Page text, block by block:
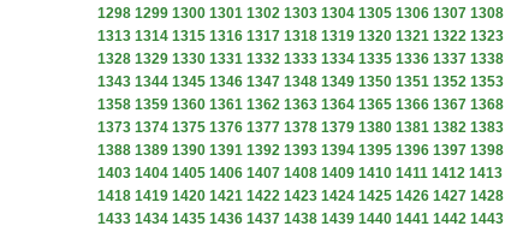
1298 1299 1300 1301 1302 1303 1304 1305 1306 1307 1308
1313 1314 1315 1316 1317 1318 1319 1320 1321 1322 1323
1328 1329 1330 1331 1332 1333 1334 1335 1336 1337 1338
1343 1344 1345 1346 1347 1348 1349 1350 1351 1352 1353
1358 1359 1360 1361 1362 1363 1364 1365 1366 1367 1368
1373 1374 1375 1376 1377 1378 1379 1380 1381 1382 1383
1388 1389 1390 1391 1392 1393 1394 1395 1396 1397 1398
1403 1404 1405 1406 1407 1408 1409 1410 1411 1412 1413
1418 1419 1420 1421 1422 1423 1424 1425 1426 1427 1428
1433 1434 1435 1436 1437 1438 1439 1440 1441 1442 1443